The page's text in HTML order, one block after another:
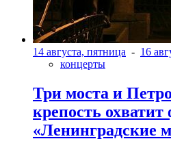
14 августа, пятница - 16
концерты
Три моста и
крепость охватит
«Ленинградские